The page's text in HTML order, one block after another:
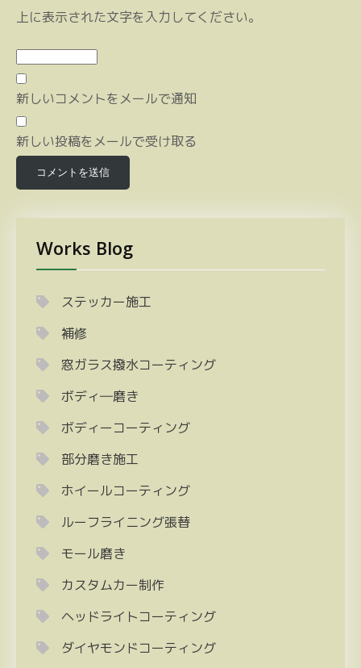
上に表示された文字を入力してください。
新しいコメントをメールで通知
新しい投稿をメールで受け取る
Works Blog
ステッカー施工
補修
窓ガラス撥水コーティング
ボディ―磨き
ボディーコーティング
部分磨き施工
ホイールコーティング
ルーフライニング張替
モール磨き
カスタムカー制作
ヘッドライトコーティング
ダイヤモンドコーティング